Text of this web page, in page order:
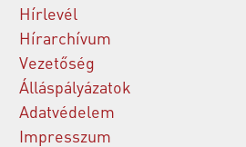
Hírlevél
Hírarchívum
Vezetőség
Álláspályázatok
Adatvédelem
Impresszum